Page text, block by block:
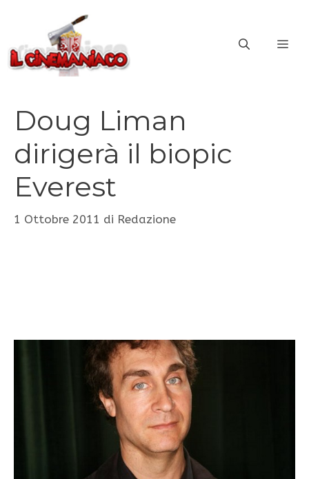
contenuto
Doug Liman
dirigerà il biopic
Everest
1 Ottobre 2011 di Redazione